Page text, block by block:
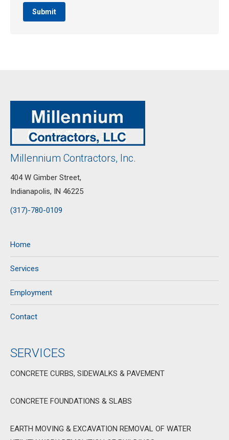
Submit
Millennium Contractors, Inc.
404 W Gimber Street,
Indianapolis, IN 46225
(317)-780-0109
Home
Services
Employment
Contact
SERVICES
CONCRETE CURBS, SIDEWALKS & PAVEMENT
CONCRETE FOUNDATIONS & SLABS
EARTH MOVING & EXCAVATION REMOVAL OF WATER